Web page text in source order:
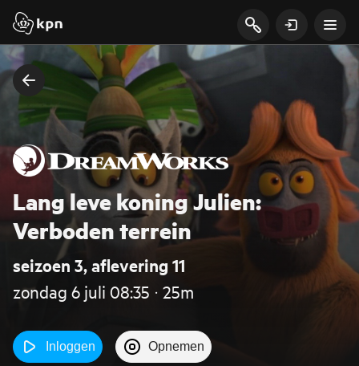
Lang leve koning Julien:
Verboden terrein
seizoen 3, aflevering 11
zondag 6 juli 08:35 ‧ 25m
Inloggen Opnemen